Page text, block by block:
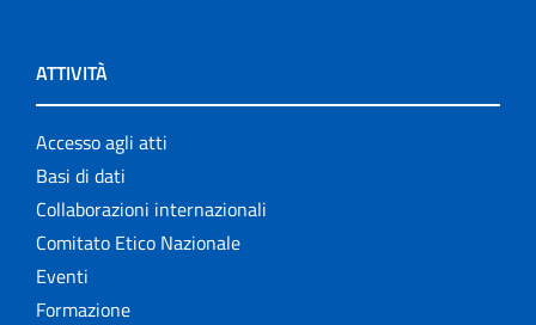
ATTIVITÀ
Accesso agli atti
Basi di dati
Collaborazioni internazionali
Comitato Etico Nazionale
Eventi
Formazione